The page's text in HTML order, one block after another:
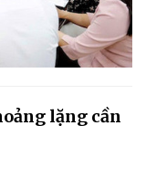
lặng cần